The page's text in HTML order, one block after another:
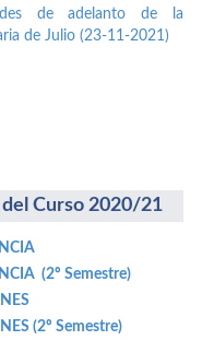
de adelanto de la
de Julio (23-11-2021)
Curso 2020/21
(2º Semestre)
(2º Semestre)